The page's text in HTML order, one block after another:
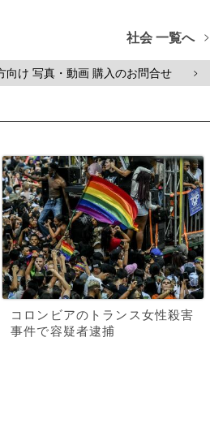
社会 一覧へ >
向け 写真・動画 購入のお問合せ >
コロンビアのトランス女性殺害
事件で容疑者逮捕